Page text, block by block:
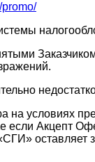
условиях
если Акцепт